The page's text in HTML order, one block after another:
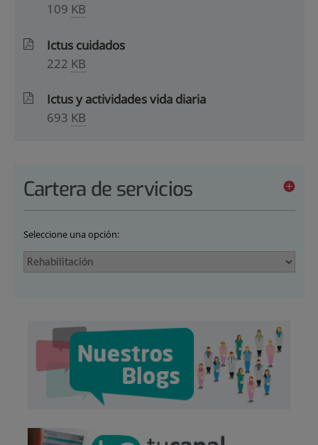
109 KB
Ictus cuidados
222 KB
Ictus y actividades vida diaria
693 KB
Cartera de servicios
Seleccione una opción: